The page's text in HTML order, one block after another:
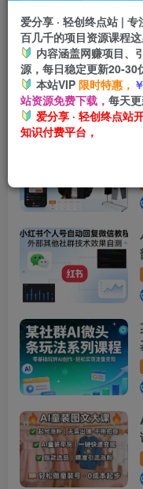
搜索[社群]，共找到 411
爱分享 · 轻创终点站 |
百几千的项目资源课程这
内容涵盖网赚项目、
源，每日稳定更新20-30
本站VIP 限时特惠，
站资源免费下载， 每天
爱分享 · 轻创终点站
知识付费平台，